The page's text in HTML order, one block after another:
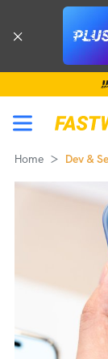
Home Dev &